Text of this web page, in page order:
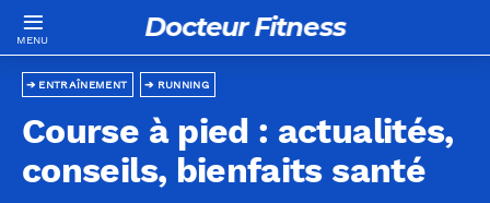
Docteur Fitness
RUNNING
ENTRAÎNEMENT
Course à pied : actualités,
conseils, bienfaits santé